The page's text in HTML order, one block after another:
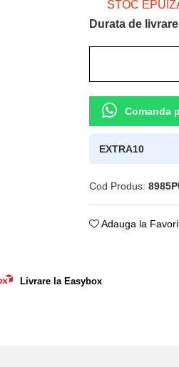
STOC
Durata de
Comanda
EXTRA10
Cod Produs:
Adauga la
Livrare la Easybox